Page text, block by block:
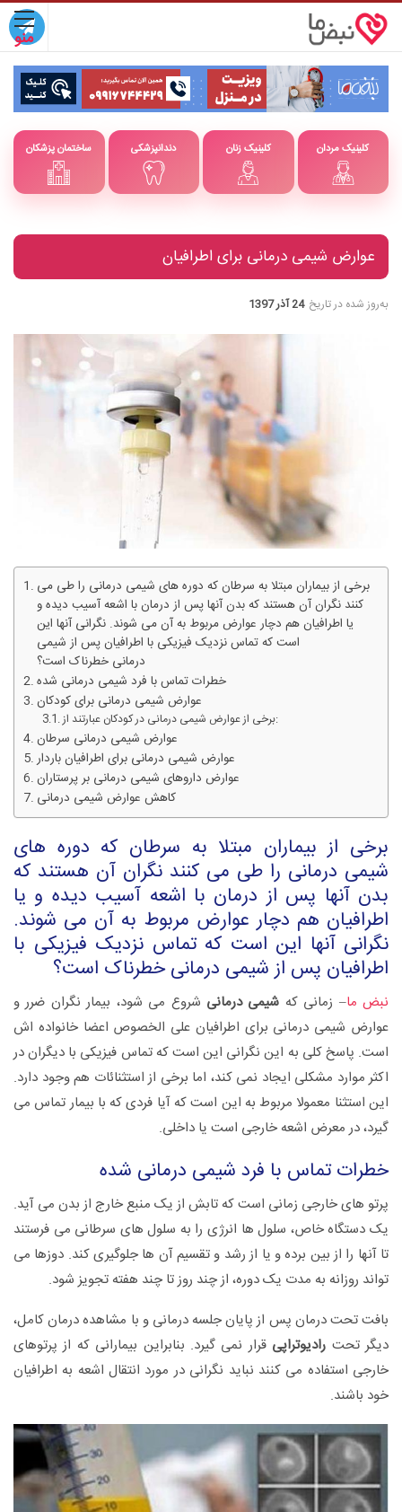
ساختمان پزشکان دندانپزشکی کلینیک زنان کلینیک مردان
عوارض شیمی درمانی برای اطرافیان
به‌روز شده در تاریخ 24 آذر 1397
برخی از بیماران مبتلا به سرطان که دوره های شیمی درمانی را طی می
کنند نگران آن هستند که بدن آنها پس از درمان با اشعه آسیب دیده و
یا اطرافیان هم دچار عوارض مربوط به آن می شوند. نگرانی آنها این
است که تماس نزدیک فیزیکی با اطرافیان پس از شیمی
درمانی خطرناک است؟
خطرات تماس با فرد شیمی درمانی شده
عوارض شیمی درمانی برای کودکان
برخی از عوارض شیمی درمانی در کودکان عبارتند از:
عوارض شیمی درمانی سرطان
عوارض شیمی درمانی برای اطرافیان باردار
عوارض داروهای شیمی درمانی بر پرستاران
کاهش عوارض شیمی درمانی
برخی از بیماران مبتلا به سرطان که دوره های
شیمی درمانی را طی می کنند نگران آن هستند که
بدن آنها پس از درمان با اشعه آسیب دیده و یا
اطرافیان هم دچار عوارض مربوط به آن می شوند.
نگرانی آنها این است که تماس نزدیک فیزیکی با
اطرافیان پس از شیمی درمانی خطرناک است؟
نبض ما– زمانی که شیمی درمانی شروع می شود، بیمار نگران ضرر و
عوارض شیمی درمانی برای اطرافیان علی الخصوص اعضا خانواده اش
است. پاسخ کلی به این نگرانی این است که تماس فیزیکی با دیگران در
اکثر موارد مشکلی ایجاد نمی کند، اما برخی از استثنائات هم وجود دارد.
این استثنا معمولا مربوط به این است که آیا فردی که با بیمار تماس می
گیرد، در معرض اشعه خارجی است یا داخلی.
خطرات تماس با فرد شیمی درمانی شده
پرتو های خارجی زمانی است که تابش از یک منبع خارج از بدن می آید.
یک دستگاه خاص، سلول ها انرژی را به سلول های سرطانی می فرستند
تا آنها را از بین برده و یا از رشد و تقسیم آن ها جلوگیری کند. دوزها می
تواند روزانه به مدت یک دوره، از چند روز تا چند هفته تجویز شود.
بافت تحت درمان پس از پایان جلسه درمانی و با مشاهده درمان کامل،
دیگر تحت رادیوتراپی قرار نمی گیرد. بنابراین بیمارانی که از پرتوهای
خارجی استفاده می کنند نباید نگرانی در مورد انتقال اشعه به اطرافیان
خود باشند.